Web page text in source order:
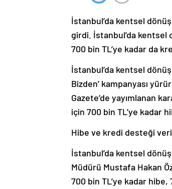
İstanbul’da kentsel
girdi. İstanbul’da kentsel
700 bin TL’ye kadar da
İstanbul’da kentsel
Bizden’ kampanyası
Gazete’de yayımlanan
için 700 bin TL’ye kadar
Hibe ve kredi desteği
İstanbul’da kentsel
Müdürü Mustafa Hakan
700 bin TL’ye kadar